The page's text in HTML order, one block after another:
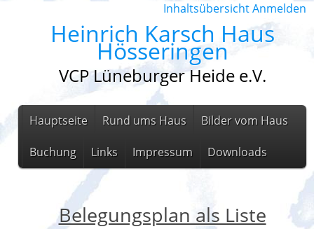
InhaltsübersichtAnmelden
Heinrich Karsch Haus
Hösseringen
VCP Lüneburger Heide e.V.
Hauptseite Rund ums Haus Bilder vom Haus
Buchung Links Impressum Downloads
Belegungsplan als Liste